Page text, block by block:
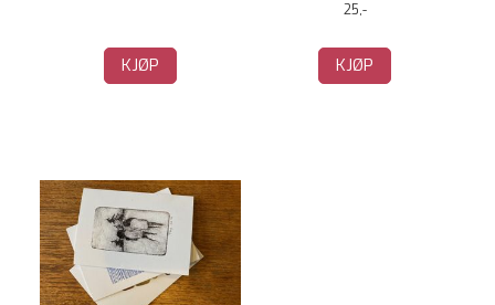
KJØP
25,-
KJØP